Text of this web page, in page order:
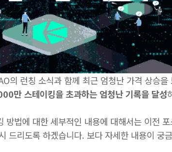
런칭 소식과 함께 최근 엄청난 가격 상승을
만 스테이킹을 초과하는 엄청난 기록을 달성
법에 대한 세부적인 내용에 대해서는 이전
드리도록 하겠습니다. 보다 자세한 내용이 궁